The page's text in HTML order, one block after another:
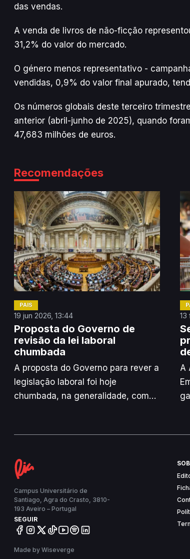
das vendas.
A venda de livros de não-ficção
31,2% do valor do mercado.
O género menos representativo -
vendidas, 0,9% do valor final apurado,
Os números globais deste terceiro
anterior (abril-junho de 2025), quando
47,683 milhões de euros.
Recomendações
PAÍS
19 jun 2026, 13:44
Proposta do Governo de
revisão da lei laboral
chumbada
A proposta do Governo para rever a
legislação laboral foi hoje
chumbada, na generalidade, com
partido de André Ventura não ter
13
A
Campus Universitário de
Santiago, Agra do Crasto, 3810-
193 Aveiro – Portugal
SEGUIR
Made by Wiseverge